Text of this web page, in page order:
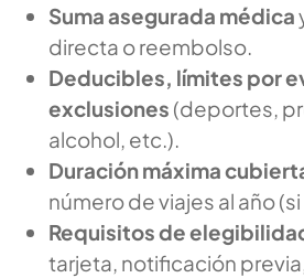
Suma asegurada médica
directa o reembolso.
Deducibles, límites por
exclusiones (deportes,
alcohol, etc.).
Duración máxima
número de viajes al año (si
Requisitos de
tarjeta, notificación